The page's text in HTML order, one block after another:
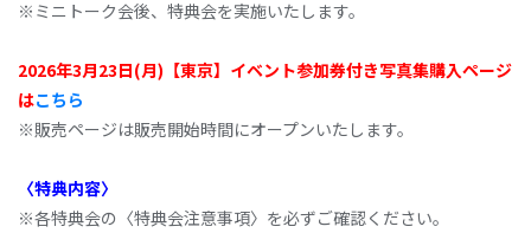
※ミニトーク会後、特典会を実施いたします。
2026年3月23日(月)【東京】イベント参加券付き写真集購入ページ
はこちら
※販売ページは販売開始時間にオープンいたします。
〈特典内容〉
※各特典会の〈特典会注意事項〉を必ずご確認ください。